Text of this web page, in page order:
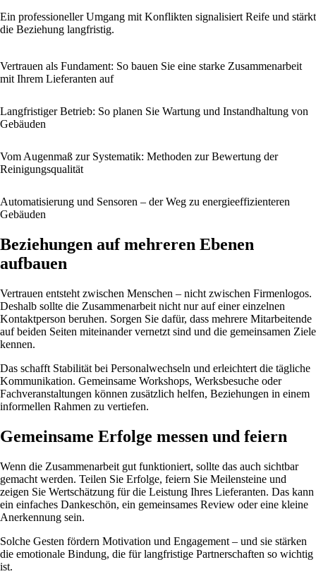
Ein professioneller Umgang mit Konflikten signalisiert Reife und stärkt
die Beziehung langfristig.
Vertrauen als Fundament: So bauen Sie eine starke Zusammenarbeit
mit Ihrem Lieferanten auf
Langfristiger Betrieb: So planen Sie Wartung und Instandhaltung von
Gebäuden
Vom Augenmaß zur Systematik: Methoden zur Bewertung der
Reinigungsqualität
Automatisierung und Sensoren – der Weg zu energieeffizienteren
Gebäuden
Beziehungen auf mehreren Ebenen
aufbauen
Vertrauen entsteht zwischen Menschen – nicht zwischen Firmenlogos.
Deshalb sollte die Zusammenarbeit nicht nur auf einer einzelnen
Kontaktperson beruhen. Sorgen Sie dafür, dass mehrere Mitarbeitende
auf beiden Seiten miteinander vernetzt sind und die gemeinsamen Ziele
kennen.
Das schafft Stabilität bei Personalwechseln und erleichtert die tägliche
Kommunikation. Gemeinsame Workshops, Werksbesuche oder
Fachveranstaltungen können zusätzlich helfen, Beziehungen in einem
informellen Rahmen zu vertiefen.
Gemeinsame Erfolge messen und feiern
Wenn die Zusammenarbeit gut funktioniert, sollte das auch sichtbar
gemacht werden. Teilen Sie Erfolge, feiern Sie Meilensteine und
zeigen Sie Wertschätzung für die Leistung Ihres Lieferanten. Das kann
ein einfaches Dankeschön, ein gemeinsames Review oder eine kleine
Anerkennung sein.
Solche Gesten fördern Motivation und Engagement – und sie stärken
die emotionale Bindung, die für langfristige Partnerschaften so wichtig
ist.